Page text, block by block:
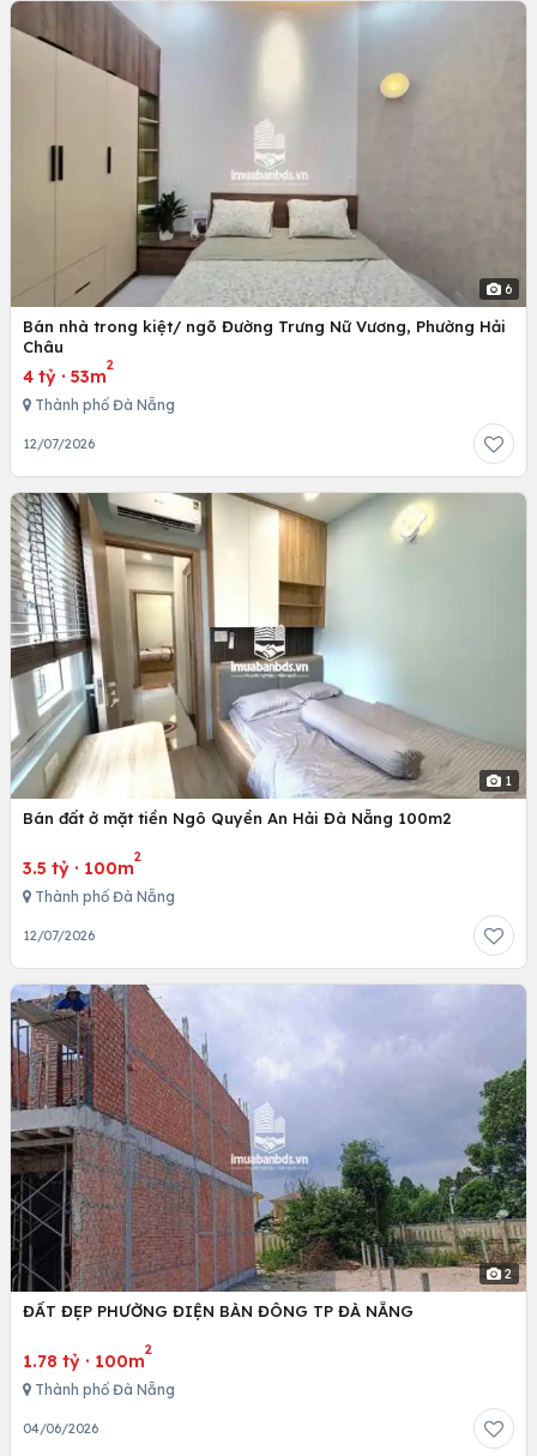
6
Bán nhà trong kiệt/ ngõ Đường Trưng Nữ Vương, Phường Hải
Châu
4 tỷ · 53m
2
Thành phố Đà Nẵng
12/07/2026
1
Bán đất ở mặt tiền Ngô Quyền An Hải Đà Nẵng 100m2
3.5 tỷ · 100m
2
Thành phố Đà Nẵng
12/07/2026
2
ĐẤT ĐẸP PHƯỜNG ĐIỆN BÀN ĐÔNG TP ĐÀ NẴNG
1.78 tỷ · 100m
2
Thành phố Đà Nẵng
04/06/2026